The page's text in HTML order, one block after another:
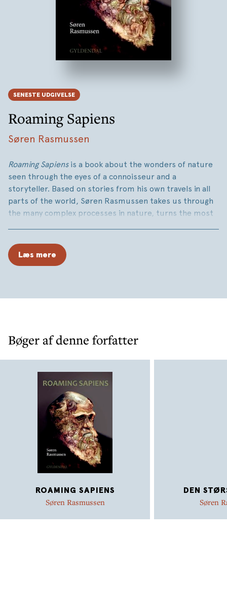
SENESTE UDGIVELSE
Roaming Sapiens
Søren Rasmussen
Roaming Sapiensis a book about the wonders of nature
seen through the eyes of a connoisseur and a
storyteller. Based on stories from his own travels in all
parts of the world, Søren Rasmussen takes us through
the many complex processes in nature, turns the most
sapiens, fit into this puzzle. Biodiversity described and
explained with such empathy that it leaves the reader
Læs mere
Bøger af denne forfatter
ROAMING SAPIENS
Søren Rasmussen
DEN
Søren